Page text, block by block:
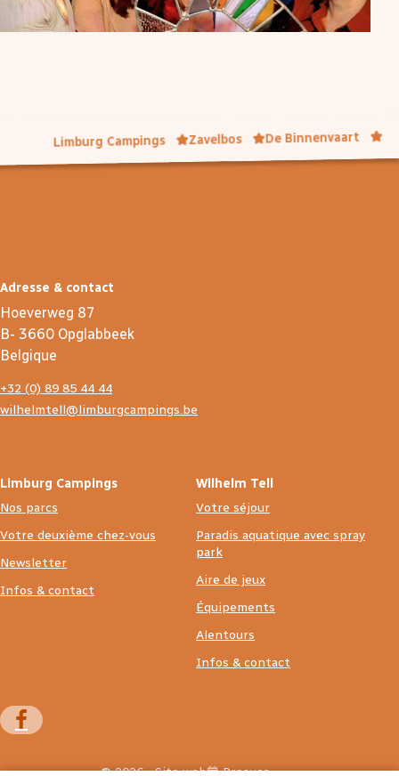
Limburg Campings Zavelbos De Binnenvaart
Adresse & contact
Hoeverweg 87
B- 3660 Opglabbeek
Belgique
+32 (0) 89 85 44 44
wilhelmtell@limburgcampings.be
Limburg Campings
Nos parcs
Votre deuxième chez-vous
Newsletter
Infos & contact
Wilhelm Tell
Votre séjour
Paradis aquatique avec spray
park
Aire de jeux
Équipements
Alentours
Infos & contact
© 2026 - Site web💙 Prosuco